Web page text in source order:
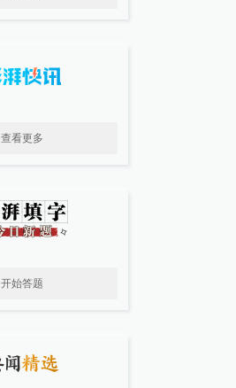
查看更多
开始答题